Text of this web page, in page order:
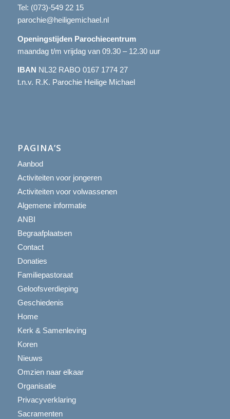
Tel: (073)-549 22 15
parochie@heiligemichael.nl
Openingstijden Parochiecentrum
maandag t/m vrijdag van 09.30 – 12.30 uur
IBAN NL32 RABO 0167 1774 27
t.n.v. R.K. Parochie Heilige Michael
PAGINA’S
Aanbod
Activiteiten voor jongeren
Activiteiten voor volwassenen
Algemene informatie
ANBI
Begraafplaatsen
Contact
Donaties
Familiepastoraat
Geloofsverdieping
Geschiedenis
Home
Kerk & Samenleving
Koren
Nieuws
Omzien naar elkaar
Organisatie
Privacyverklaring
Sacramenten